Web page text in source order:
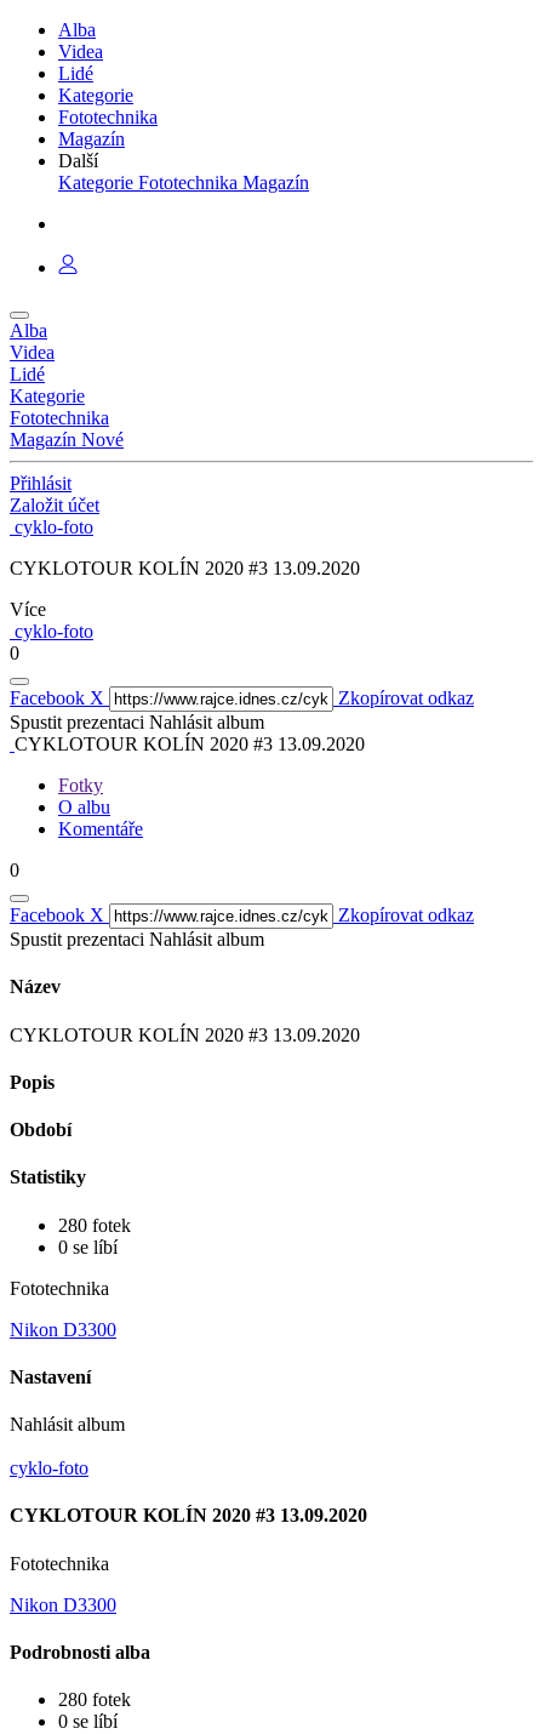
Alba
Videa
Lidé
Kategorie
Fototechnika
Magazín
Další
Kategorie Fototechnika Magazín
Alba
Videa
Lidé
Kategorie
Fototechnika
Magazín Nové
Přihlásit
Založit účet
cyklo-foto
CYKLOTOUR KOLÍN 2020 #3 13.09.2020
Více
cyklo-foto
0
Facebook X
Zkopírovat odkaz
Spustit prezentaci Nahlásit album
CYKLOTOUR KOLÍN 2020 #3 13.09.2020
Fotky
O albu
Komentáře
0
Facebook X
Zkopírovat odkaz
Spustit prezentaci Nahlásit album
Název
CYKLOTOUR KOLÍN 2020 #3 13.09.2020
Popis
Období
Statistiky
280 fotek
0 se líbí
Fototechnika
Nikon D3300
Nastavení
Nahlásit album
cyklo-foto
CYKLOTOUR KOLÍN 2020 #3 13.09.2020
Fototechnika
Nikon D3300
Podrobnosti alba
280 fotek
0 se líbí